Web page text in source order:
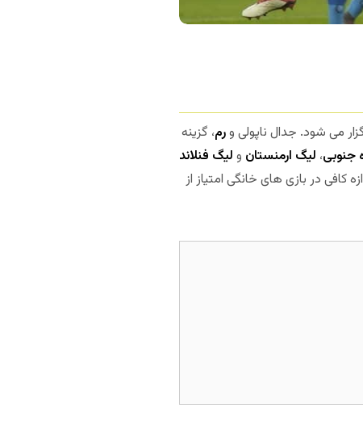
می شود. جدال ناپولی ورم، گزینه
جنوبی، لیگ ارمنستان و لیگ فنلاند
کافی در بازی های خانگی امتیاز از